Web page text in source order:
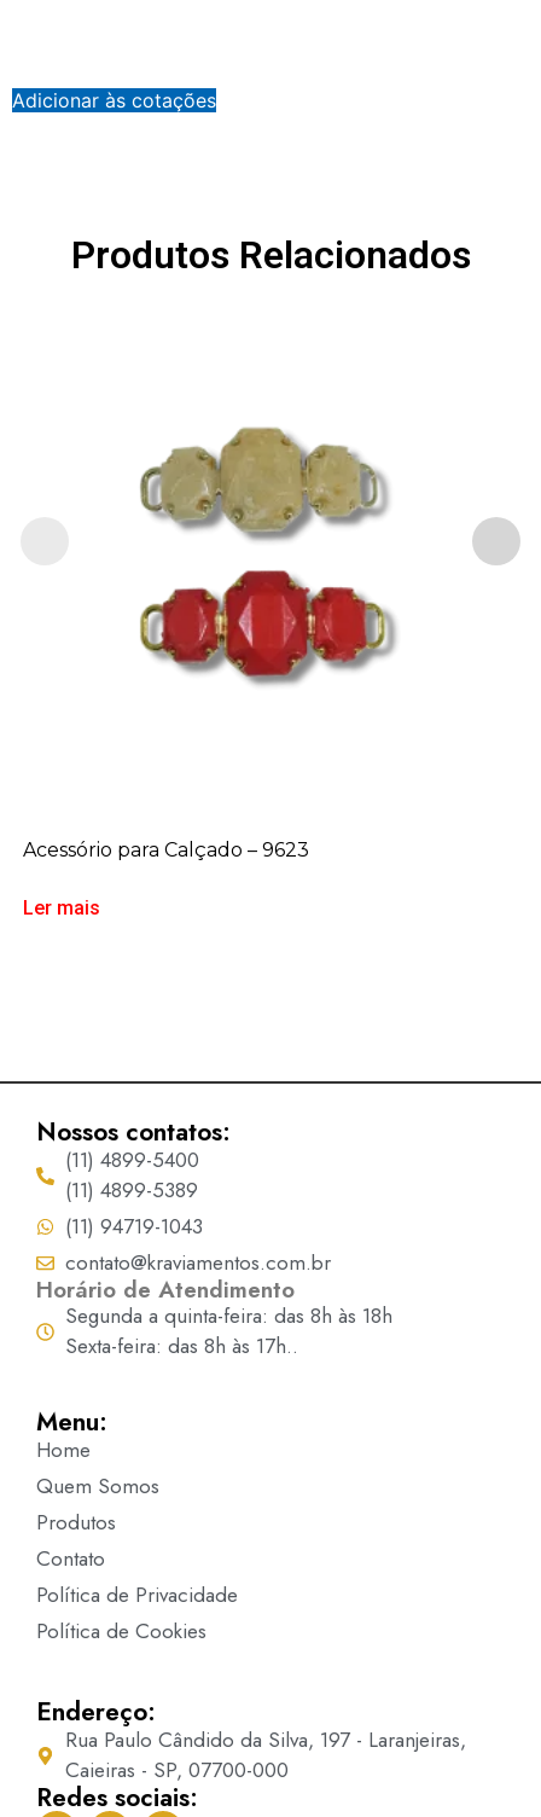
Adicionar às cotações
Produtos Relacionados
Acessório para Calçado – 9623
Ler mais
Nossos contatos:
(11) 4899-5400
(11) 4899-5389
(11) 94719-1043
contato@kraviamentos.com.br
Horário de Atendimento
Segunda a quinta-feira: das 8h às 18h
Sexta-feira: das 8h às 17h..
Menu:
Home
Quem Somos
Produtos
Contato
Política de Privacidade
Política de Cookies
Endereço:
Rua Paulo Cândido da Silva, 197 - Laranjeiras,
Caieiras - SP, 07700-000
Redes sociais: